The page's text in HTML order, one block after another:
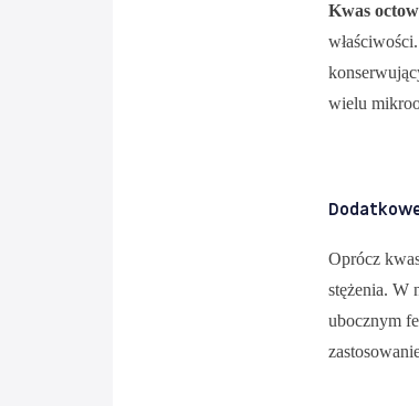
Kwas
wielu
Oprócz
stężenia. W
ubocznym